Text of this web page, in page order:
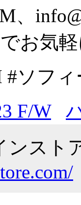
、
でお気
#ソフ
F/W
ンスト